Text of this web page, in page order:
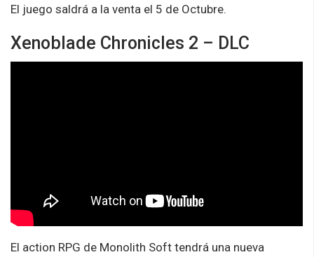
El juego saldrá a la venta el 5 de Octubre.
Xenoblade Chronicles 2 – DLC
El action RPG de Monolith Soft tendrá una nueva